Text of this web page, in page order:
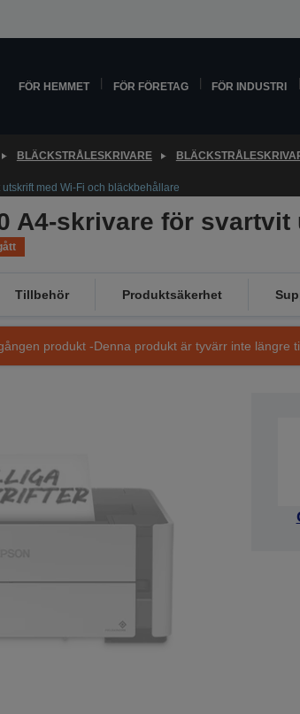
FÖR HEMMET FÖR FÖRETAG FÖR INDUSTRI
BLÄCKSTRÅLESKRIVARE
med Wi-Fi och bläckbehållare
A4-skrivare för
Tillbehör Produktsäkerhet
produkt -Denna produkt är tyvärr inte längre